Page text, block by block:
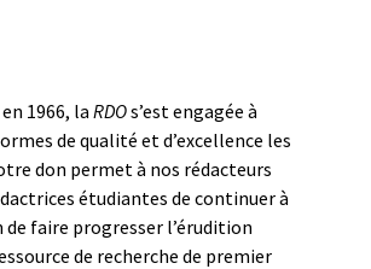
1966, la RDOs’est engagée à
de qualité et d’excellence les
don permet à nos rédacteurs
étudiantes de continuer à
faire progresser l’érudition
de recherche de premier